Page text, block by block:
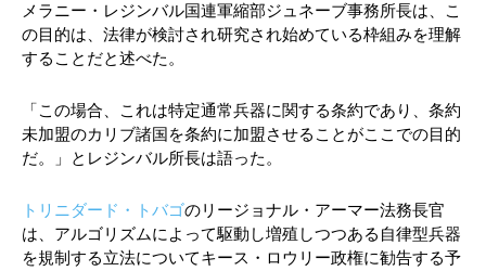
メラニー・レジンバル国連軍縮部ジュネーブ事務所長は、こ
の目的は、法律が検討され研究され始めている枠組みを理解
することだと述べた。
「この場合、これは特定通常兵器に関する条約であり、条約
未加盟のカリブ諸国を条約に加盟させることがここでの目的
だ。」とレジンバル所長は語った。
トリニダード・トバゴのリージョナル・アーマー法務長官
は、アルゴリズムによって駆動し増殖しつつある自律型兵器
を規制する立法についてキース・ロウリー政権に勧告する予